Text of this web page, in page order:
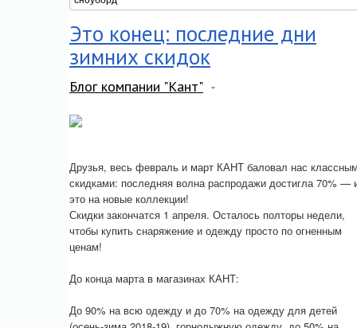
Это конец: последние дни
зимних скидок
Блог компании "Кант"
Друзья, весь февраль и март КАНТ баловал нас
скидками: последняя волна распродажи достигла 70% —
это на новые коллекции!
Скидки закончатся 1 апреля. Осталось полторы недели,
чтобы купить снаряжение и одежду просто по огненным
ценам!
До конца марта в магазинах КАНТ:
До 90% на всю одежду и до 70% на одежду для детей